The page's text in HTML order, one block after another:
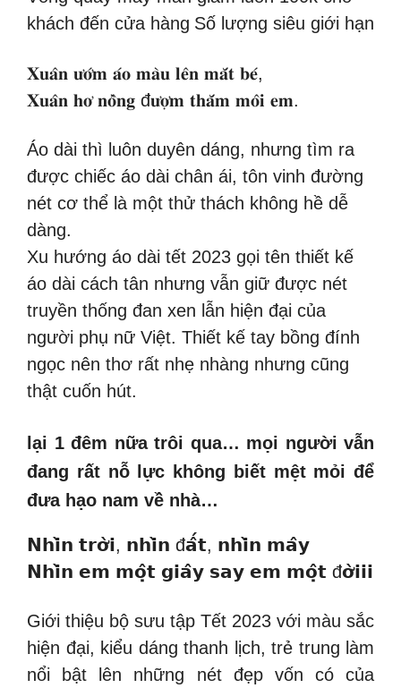
khách đến cửa hàng Số lượng siêu giới hạn
𝐗𝐮𝐚̂𝐧 𝐮̛𝐨̛́𝐦 𝐚́𝐨 𝐦𝐚̀𝐮 𝐥𝐞̂𝐧 𝐦𝐚̆́𝐭 𝐛𝐞́,
𝐗𝐮𝐚̂𝐧 𝐡𝐨̛ 𝐧𝐨̂̀𝐧𝐠 đ𝐮̛𝐨̛̣𝐦 𝐭𝐡𝐚̆́𝐦 𝐦𝐨̂𝐢 𝐞𝐦.
Áo dài thì luôn duyên dáng, nhưng tìm ra
được chiếc áo dài chân ái, tôn vinh đường
nét cơ thể là một thử thách không hề dễ
dàng.
Xu hướng áo dài tết 2023 gọi tên thiết kế
áo dài cách tân nhưng vẫn giữ được nét
truyền thống đan xen lẫn hiện đại của
người phụ nữ Việt. Thiết kế tay bồng đính
ngọc nên thơ rất nhẹ nhàng nhưng cũng
thật cuốn hút.
lại 1 đêm nữa trôi qua… mọi người vẫn
đang rất nỗ lực không biết mệt mỏi để
đưa hạo nam về nhà…
𝗡𝗵𝗶̀𝗻 𝘁𝗿𝗼̛̀𝗶, 𝗻𝗵𝗶̀𝗻 đ𝗮̂́𝘁, 𝗻𝗵𝗶̀𝗻 𝗺𝗮̂𝘆
𝗡𝗵𝗶̀𝗻 𝗲𝗺 𝗺𝗼̣̂𝘁 𝗴𝗶𝗮̂𝘆 𝘀𝗮𝘆 𝗲𝗺 𝗺𝗼̣̂𝘁 đ𝗼̛̀𝗶𝗶𝗶
Giới thiệu bộ sưu tập Tết 2023 với màu sắc
hiện đại, kiểu dáng thanh lịch, trẻ trung làm
nổi bật lên những nét đẹp vốn có của